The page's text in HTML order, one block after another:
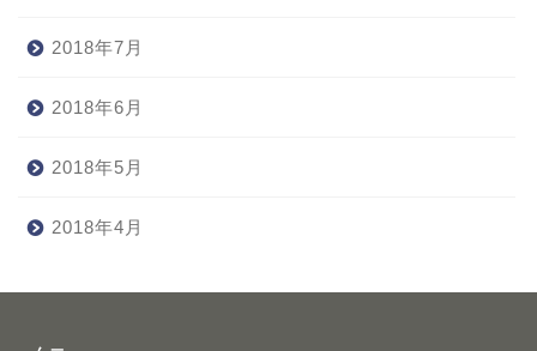
2018年7月
2018年6月
2018年5月
2018年4月